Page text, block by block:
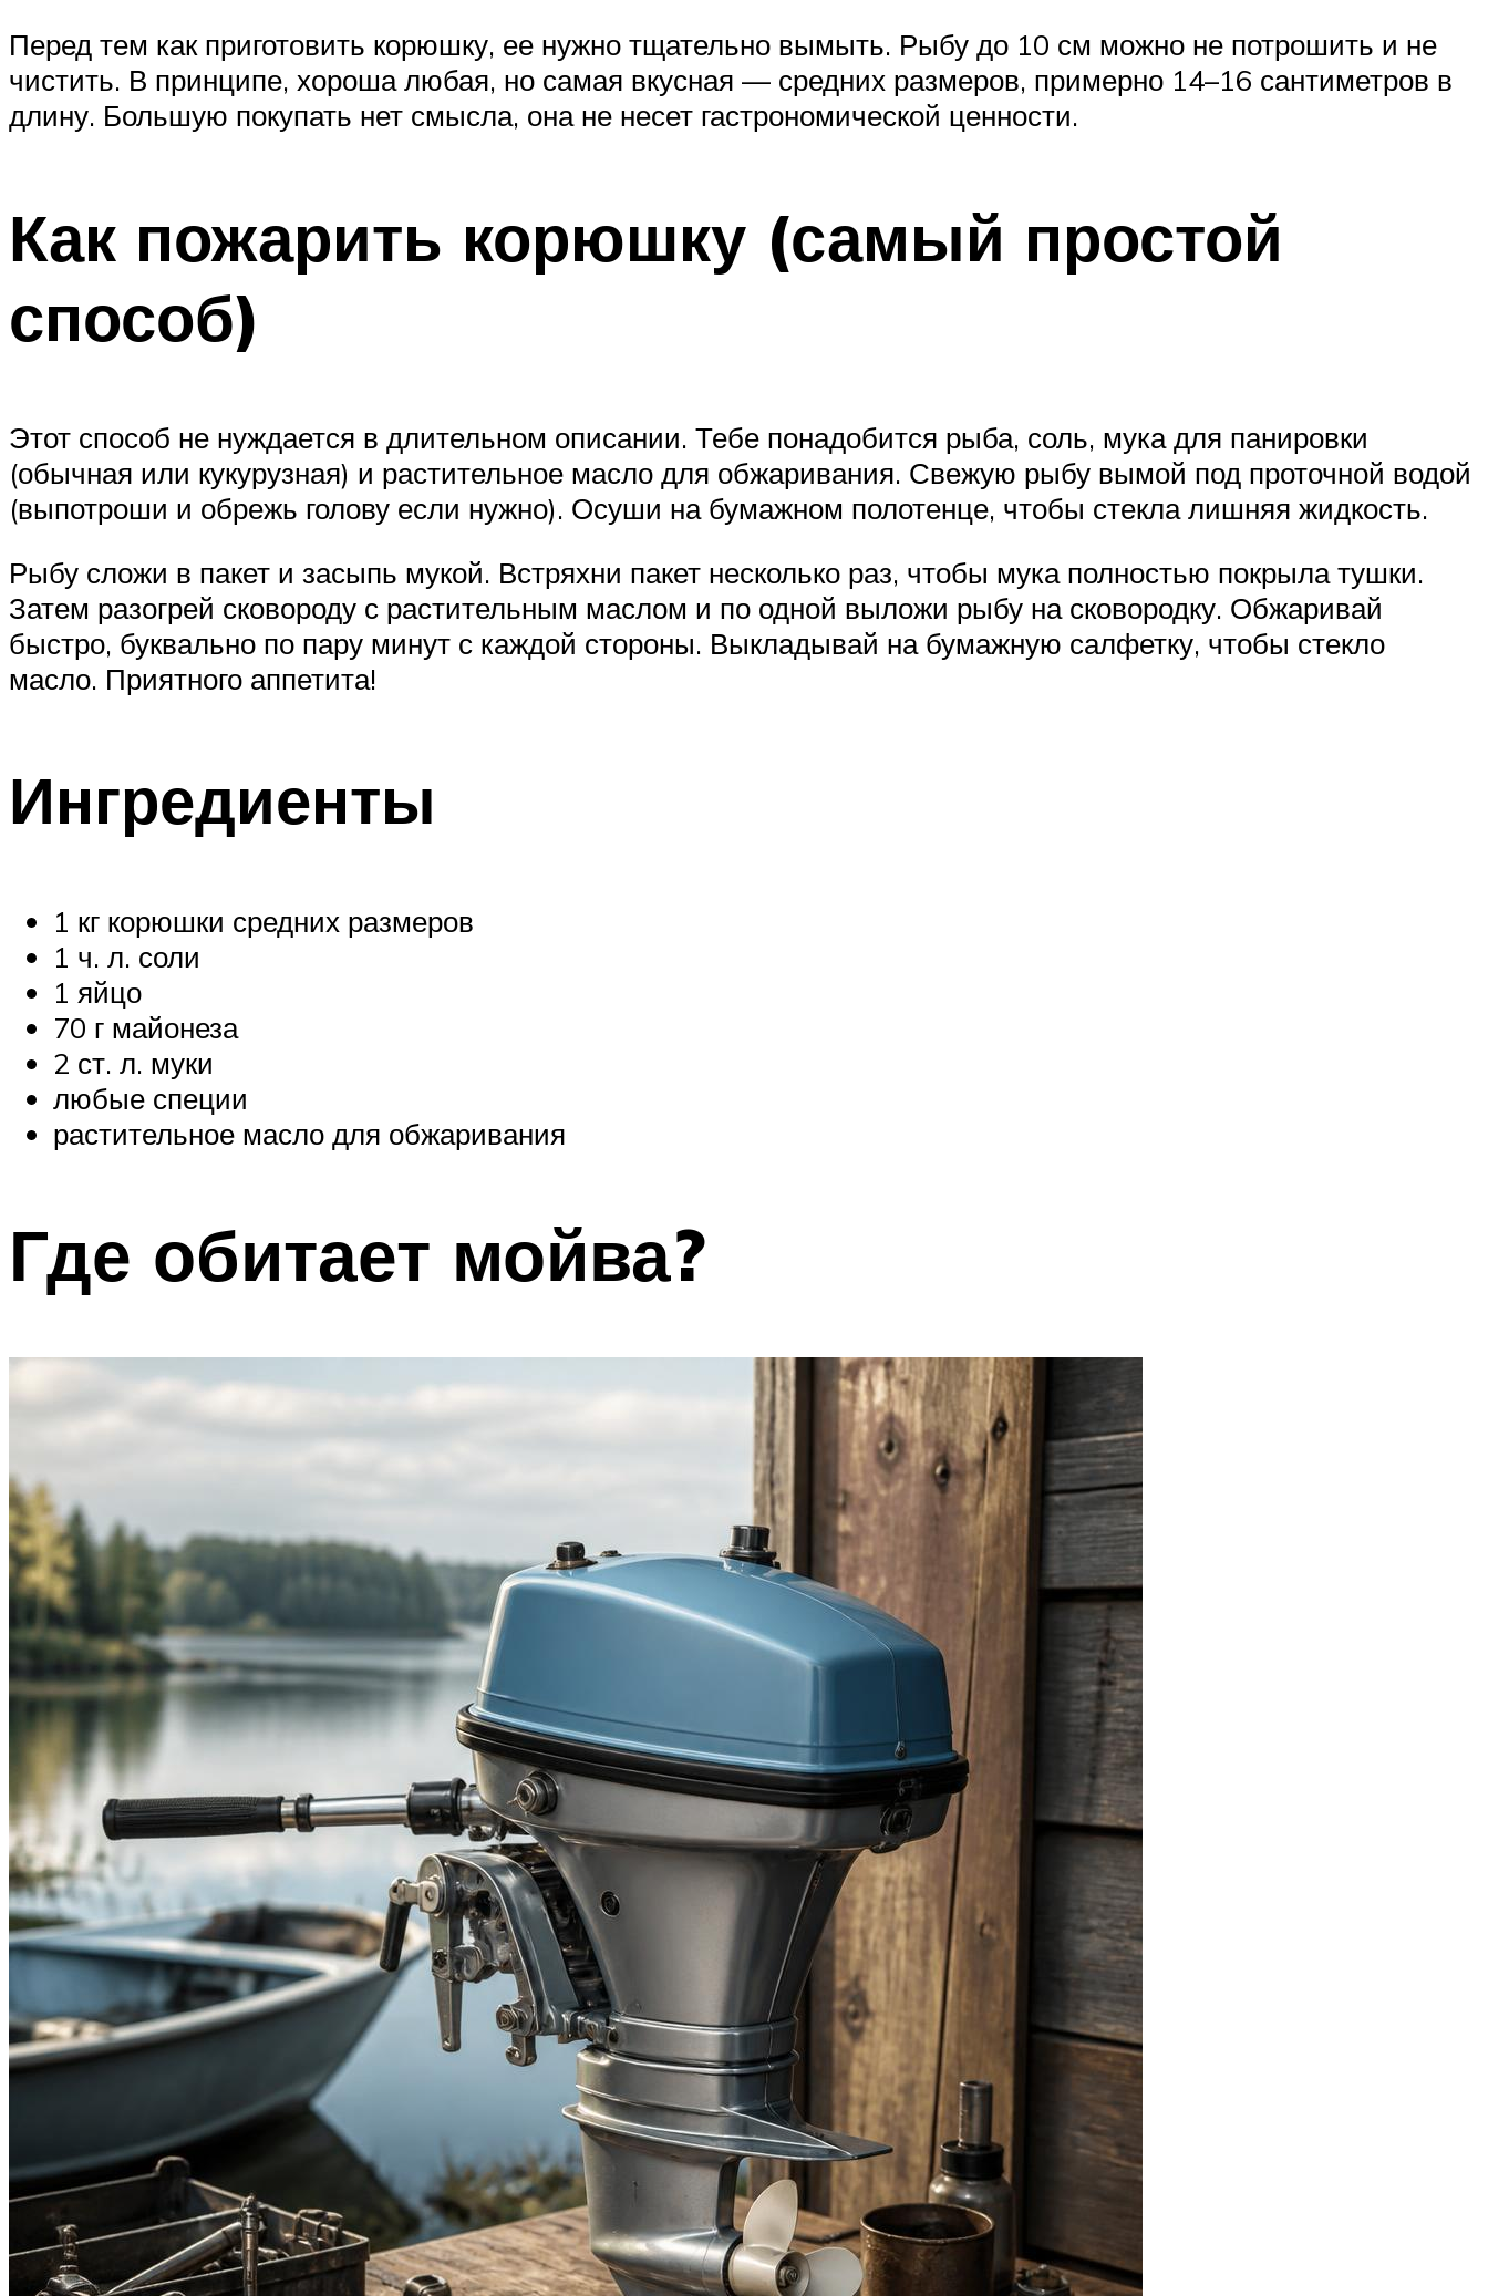
Перед тем как приготовить корюшку, ее нужно тщательно вымыть. Рыбу до 10 см можно не потрошить и не
чистить. В принципе, хороша любая, но самая вкусная — средних размеров, примерно 14–16 сантиметров в
длину. Большую покупать нет смысла, она не несет гастрономической ценности.
Как пожарить корюшку (самый простой
способ)
Этот способ не нуждается в длительном описании. Тебе понадобится рыба, соль, мука для панировки
(обычная или кукурузная) и растительное масло для обжаривания. Свежую рыбу вымой под проточной водой
(выпотроши и обрежь голову если нужно). Осуши на бумажном полотенце, чтобы стекла лишняя жидкость.
Рыбу сложи в пакет и засыпь мукой. Встряхни пакет несколько раз, чтобы мука полностью покрыла тушки.
Затем разогрей сковороду с растительным маслом и по одной выложи рыбу на сковородку. Обжаривай
быстро, буквально по пару минут с каждой стороны. Выкладывай на бумажную салфетку, чтобы стекло
масло. Приятного аппетита!
Ингредиенты
1 кг корюшки средних размеров
1 ч. л. соли
1 яйцо
70 г майонеза
2 ст. л. муки
любые специи
растительное масло для обжаривания
Где обитает мойва?